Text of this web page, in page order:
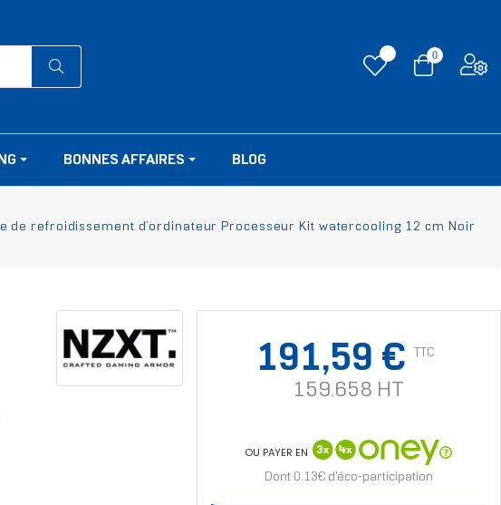
0
BONNES AFFAIRES BLOG
de refroidissement d’ordinateur Processeur Kit watercooling 12 cm Noir
191,59 € TTC
159.658 HT
OU PAYER EN
Dont 0.13€ d'éco-participation